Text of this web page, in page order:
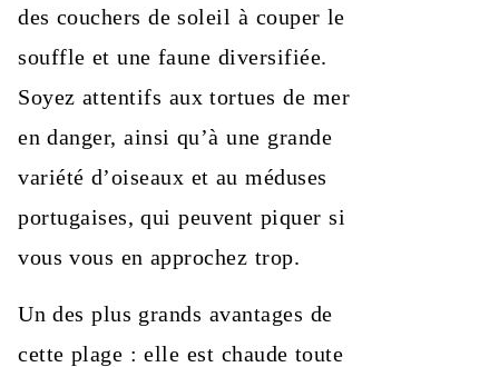
des couchers de soleil à couper le
souffle et une faune diversifiée.
Soyez attentifs aux tortues de mer
en danger, ainsi qu’à une grande
variété d’oiseaux et au méduses
portugaises, qui peuvent piquer si
vous vous en approchez trop.
Un des plus grands avantages de
cette plage : elle est chaude toute